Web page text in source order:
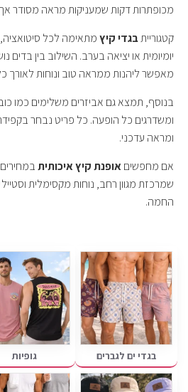
מכופתרות דקות שמעניקות מראה מסודר
קטגורייתבגדי קיץמתאימה לכל
יומיומית או יציאה בערב. השילוב בין בדים
מאפשר ליהנות ממראה טוב ונוחות לאורך
בנוסף, תמצא גם אביזרים משלימים כמו
ומשדרגים כל הופעה. כל פריט נבחר
ומראה עדכני.
אם מחפשיםאופנת קיץ איכותית
שמרכזת מגוון רחב, נוחות מקסימלית
החמה.
בגדי ים לגברים גופיות